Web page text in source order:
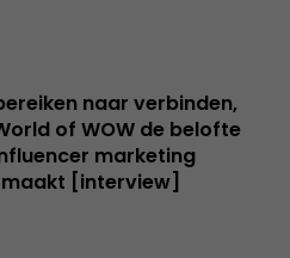
naar verbinden,
of WOW de belofte
marketing
[interview]